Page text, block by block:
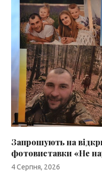
Запрошують на
фотовиставки «Не
4 Серпня, 2026